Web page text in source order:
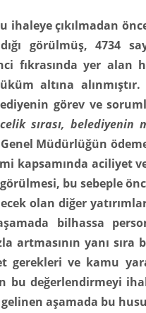
ihaleye çıkılmadan
görülmüş, 4734
fıkrasında yer
altına
görev ve
sırası,
Müdürlüğün
kapsamında aciliyet
bu sebeple
olan diğer
bilhassa
artmasının yanı
gerekleri ve kamu
bu değerlendirmeyi
aşamada bu